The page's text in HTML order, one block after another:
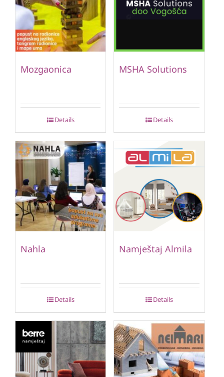
Mozgaonica
Details
MSHA Solutions
Details
Nahla
Details
Namještaj Almila
Details